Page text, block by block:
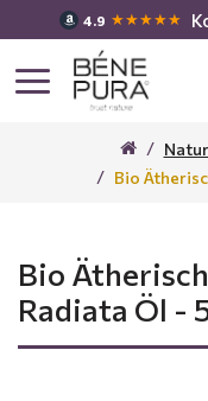
4.9 ★★★★★
Bio
Bio
Radiata Öl -